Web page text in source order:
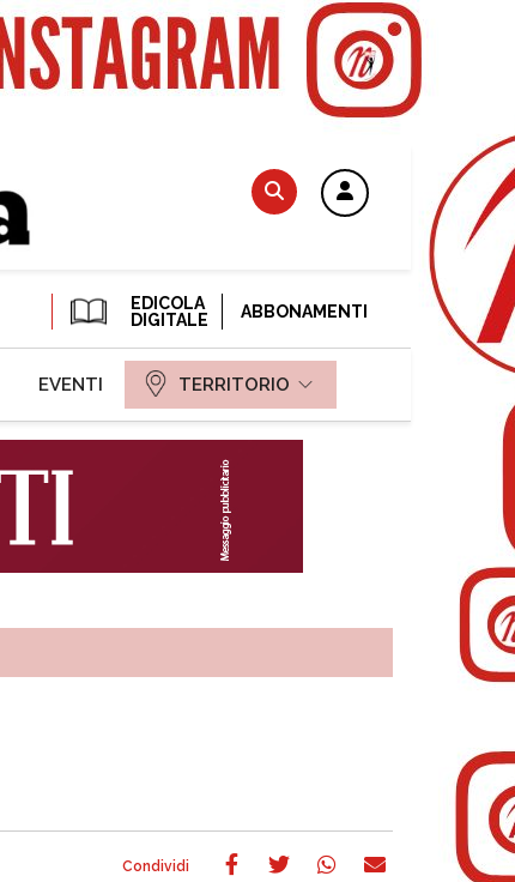
EDICOLA
DIGITALE
ABBONAMENTI
EVENTI TERRITORIO